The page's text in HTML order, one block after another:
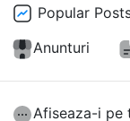
Popular
Anunturi
Afiseaza-i pe